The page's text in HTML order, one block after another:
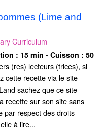
(Lime and
Curriculum
: 15 min - Cuisson : 50
(res) lecteurs (trices), si
cette recette via le site
sachez que ce site
recette sur son site sans
par respect des droits
à lire...